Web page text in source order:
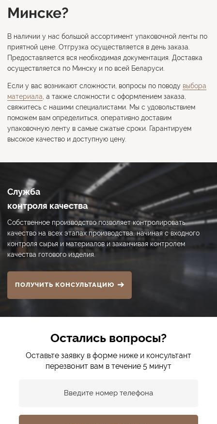
Служба
контроля качества
Собственное производство позволяет контролировать
качество на всех этапах производства, начиная с входного
контроля сырья и материалов и заканчивая контролем
качества готового изделия.
ПОЛУЧИТЬ КОНСУЛЬТАЦИЮ
Минске?
В наличии у нас большой ассортимент упаковочной ленты по
приятной цене. Отгрузка осуществляется в день заказа.
Предоставляется вся необходимая документация. Доставка
осуществляется по Минску и по всей Беларуси.
Если у вас возникают сложности, вопросы по поводу выбора
материала , а также сложности с оформлением заказа,
свяжитесь с нашими специалистами. Мы с удовольствием
поможем вам определиться, оперативно доставим
упаковочную ленту в самые сжатые сроки. Гарантируем
высокое качество и доступную цену.
Остались вопросы?
Оставьте заявку в форме ниже и консультант
перезвонит вам в течение 5 минут
Введите номер телефона